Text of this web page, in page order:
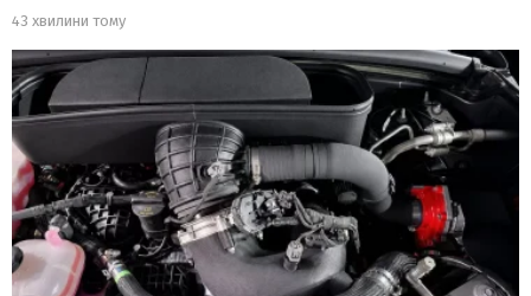
43 хвилини тому